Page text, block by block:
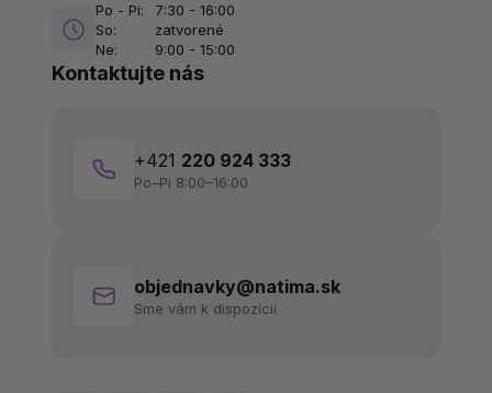
Kontaktujte nás
+421 220 924 333
Po–Pi 8:00–16:00
objednavky@natima.sk
Sme vám k dispozícii
Po - Pi:
7:30 - 16:00
So:
zatvorené
Ne:
9:00 - 15:00